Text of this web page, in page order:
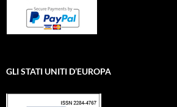
GLI STATI UNITI D’EUROPA